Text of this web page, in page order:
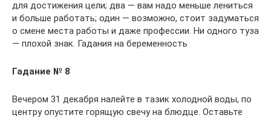
для достижения цели; два — вам надо меньше лениться
и больше работать; один — возможно, стоит задуматься
о смене места работы и даже профессии. Ни одного туза
— плохой знак. Гадания на беременность
Гадание № 8
Вечером 31 декабря налейте в тазик холодной воды, по
центру опустите горящую свечу на блюдце. Оставьте